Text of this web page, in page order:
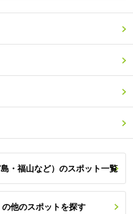
・福山など）のスポット一覧
他のスポットを探す